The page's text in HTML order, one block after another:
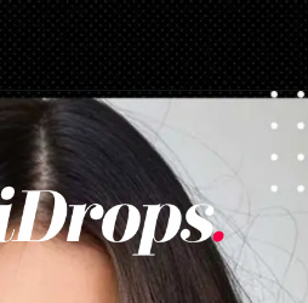
es/categoria/pelo/